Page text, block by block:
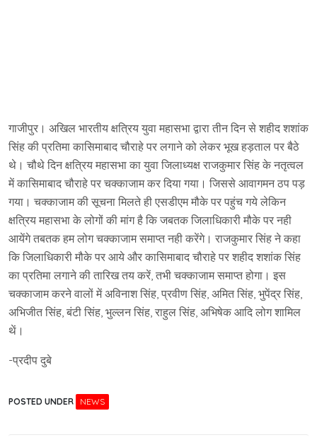
गाजीपुर। अखिल भारतीय क्षत्रिय युवा महासभा द्वारा तीन दिन से शहीद शशांक
सिंह की प्रतिमा कासिमाबाद चौराहे पर लगाने को लेकर भूख हड़ताल पर बैठे
थे। चौथे दिन क्षत्रिय महासभा का युवा जिलाध्यक्ष राजकुमार सिंह के नतृत्वल
में कासिमाबाद चौराहे पर चक्काजाम कर दिया गया। जिससे आवागमन ठप पड़
गया। चक्काजाम की सूचना मिलते ही एसडीएम मौके पर पहुंच गये लेकिन
क्षत्रिय महासभा के लोगों की मांग है कि जबतक जिलाधिकारी मौके पर नही
आयेंगे तबतक हम लोग चक्काजाम समाप्त नही करेंगे। राजकुमार सिंह ने कहा
कि जिलाधिकारी मौके पर आये और कासिमाबाद चौराहे पर शहीद शशांक सिंह
का प्रतिमा लगाने की तारिख तय करें, तभी चक्काजाम समाप्त होगा। इस
चक्काजाम करने वालों में अविनाश सिंह, प्रवीण सिंह, अमित सिंह, भुपेंद्र सिंह,
अभिजीत सिंह, बंटी सिंह, भुल्लन सिंह, राहुल सिंह, अभिषेक आदि लोग शामिल
थें।
-प्रदीप दुबे
POSTED UNDER NEWS